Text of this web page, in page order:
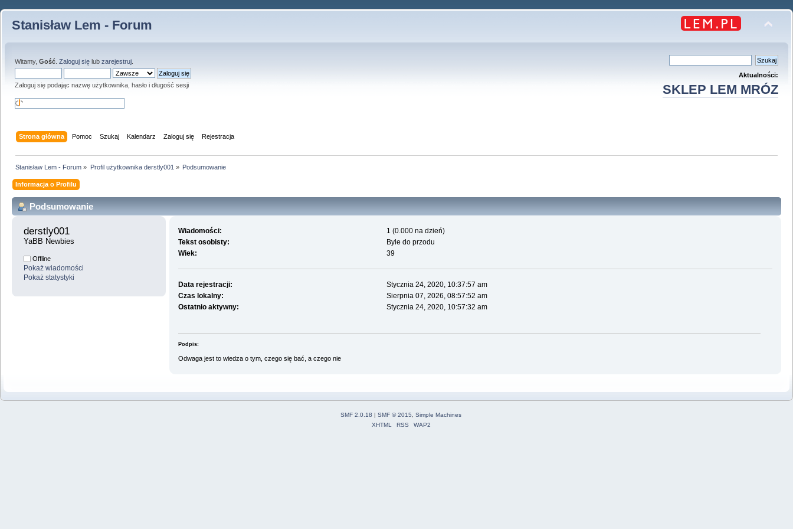
Stanisław Lem - Forum
Witamy, Gość Zaloguj się lub zarejestruj
Zaloguj się podając nazwę użytkownika, hasło i długość sesji
Aktualności:
SKLEP LEM MRÓZ
Strona główna Pomoc Szukaj Kalendarz Zaloguj się Rejestracja
Stanisław Lem - Forum » Profil użytkownika derstly001 » Podsumowanie
Informacja o Profilu
Podsumowanie
derstly001
YaBB Newbies
Offline
Pokaż wiadomości
Pokaż statystyki
Wiadomości:
1 (0.000 na dzień)
Tekst osobisty:
Byle do przodu
Wiek:
39
Data rejestracji:
Stycznia 24, 2020, 10:37:57 am
Czas lokalny:
Sierpnia 07, 2026, 08:57:52 am
Ostatnio aktywny:
Stycznia 24, 2020, 10:57:32 am
Podpis:
Odwaga jest to wiedza o tym, czego się bać, a czego nie
SMF 2.0.18 | SMF © 2015
Simple Machines
XHTML
RSS WAP2